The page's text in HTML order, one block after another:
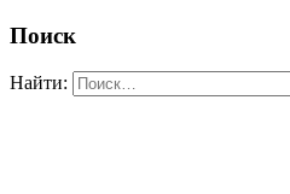
Поиск
Найти: